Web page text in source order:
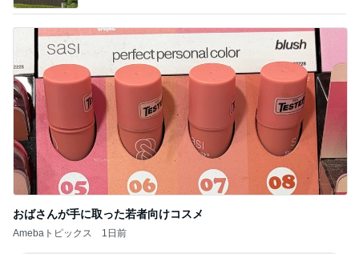
おばさんが手に取った若者向けコスメ
Amebaトピックス 1日前